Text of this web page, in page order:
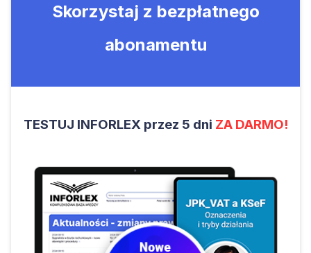
Skorzystaj z bezpłatnego
abonamentu
TESTUJ INFORLEX przez 5 dni ZA DARMO!